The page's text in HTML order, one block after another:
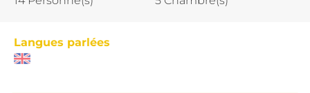
Langues parlées